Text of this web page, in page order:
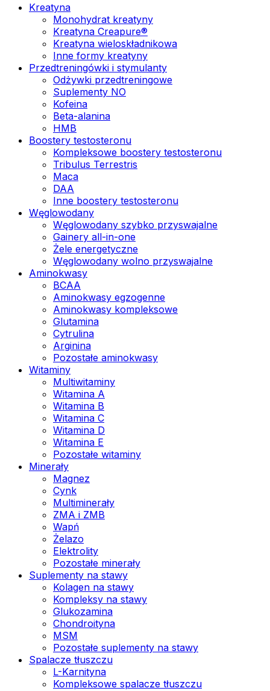
Kreatyna
Monohydrat kreatyny
Kreatyna Creapure®
Kreatyna wieloskładnikowa
Inne formy kreatyny
Przedtreningówki i stymulanty
Odżywki przedtreningowe
Suplementy NO
Kofeina
Beta-alanina
HMB
Boostery testosteronu
Kompleksowe boostery testosteronu
Tribulus Terrestris
Maca
DAA
Inne boostery testosteronu
Węglowodany
Węglowodany szybko przyswajalne
Gainery all-in-one
Żele energetyczne
Węglowodany wolno przyswajalne
Aminokwasy
BCAA
Aminokwasy egzogenne
Aminokwasy kompleksowe
Glutamina
Cytrulina
Arginina
Pozostałe aminokwasy
Witaminy
Multiwitaminy
Witamina A
Witamina B
Witamina C
Witamina D
Witamina E
Pozostałe witaminy
Minerały
Magnez
Cynk
Multiminerały
ZMA i ZMB
Wapń
Żelazo
Elektrolity
Pozostałe minerały
Suplementy na stawy
Kolagen na stawy
Kompleksy na stawy
Glukozamina
Chondroityna
MSM
Pozostałe suplementy na stawy
Spalacze tłuszczu
L-Karnityna
Kompleksowe spalacze tłuszczu